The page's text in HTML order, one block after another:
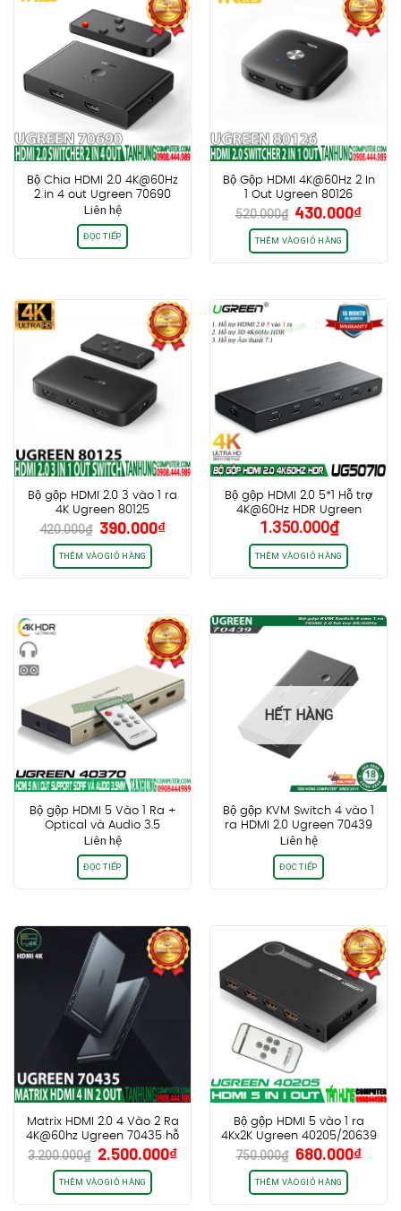
Bộ Chia HDMI 2.0 4K@60Hz
2 in 4 out Ugreen 70690
Liên hệ
ĐỌC TIẾP
Bộ Gộp HDMI 4K@60Hz 2 In
1 Out Ugreen 80126
520.000₫ Giá
gốc
là:
520.000₫.
430.000₫Giá
THÊM VÀO GIỎ HÀNG
Bộ gộp HDMI 2.0 3 vào 1 ra
4K Ugreen 80125
420.000₫ Giá
gốc
là:
420.000₫.
390.000₫Giá
THÊM VÀO GIỎ HÀNG
Bộ gộp HDMI 2.0 5*1 Hỗ trợ
4K@60Hz HDR Ugreen
50710
1.350.000₫
THÊM VÀO GIỎ HÀNG
Bộ gộp HDMI 5 Vào 1 Ra +
Optical và Audio 3.5
Ugreen 40370 Hỗ trợ 3D 4K
(4096×2160@30hz), FULL HD
1080P@60hz
Liên hệ
ĐỌC TIẾP
HẾT HÀNG
Bộ gộp KVM Switch 4 vào 1
ra HDMI 2.0 Ugreen 70439
hỗ trợ 4K/60Hz
Liên hệ
ĐỌC TIẾP
Matrix HDMI 2.0 4 Vào 2 Ra
4K@60hz Ugreen 70435 hỗ
trợ Audio Optical+3.5mm
3.200.000₫ Giá
gốc
là:
3.200.000₫.
2.500.000₫Giá
THÊM VÀO GIỎ HÀNG
Bộ gộp HDMI 5 vào 1 ra
4Kx2K Ugreen 40205/20639
750.000₫ Giá
gốc
là:
750.000₫.
680.000₫Giá
THÊM VÀO GIỎ HÀNG